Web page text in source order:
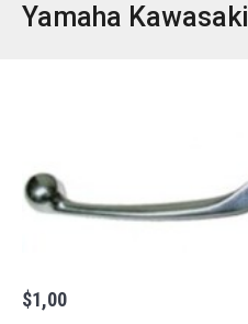
Yamaha Kawasaki
$1,00